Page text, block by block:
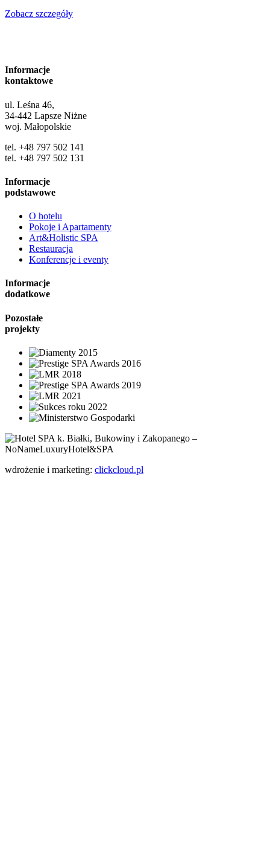
Zobacz szczegóły
Informacje
kontaktowe
ul. Leśna 46,
34-442 Lapsze Niżne
woj. Małopolskie
tel. +48 797 502 141
tel. +48 797 502 131
Informacje
podstawowe
O hotelu
Pokoje i Apartamenty
Art&Holistic SPA
Restauracja
Konferencje i eventy
Informacje
dodatkowe
Pozostałe
projekty
wdrożenie i marketing: clickcloud.pl